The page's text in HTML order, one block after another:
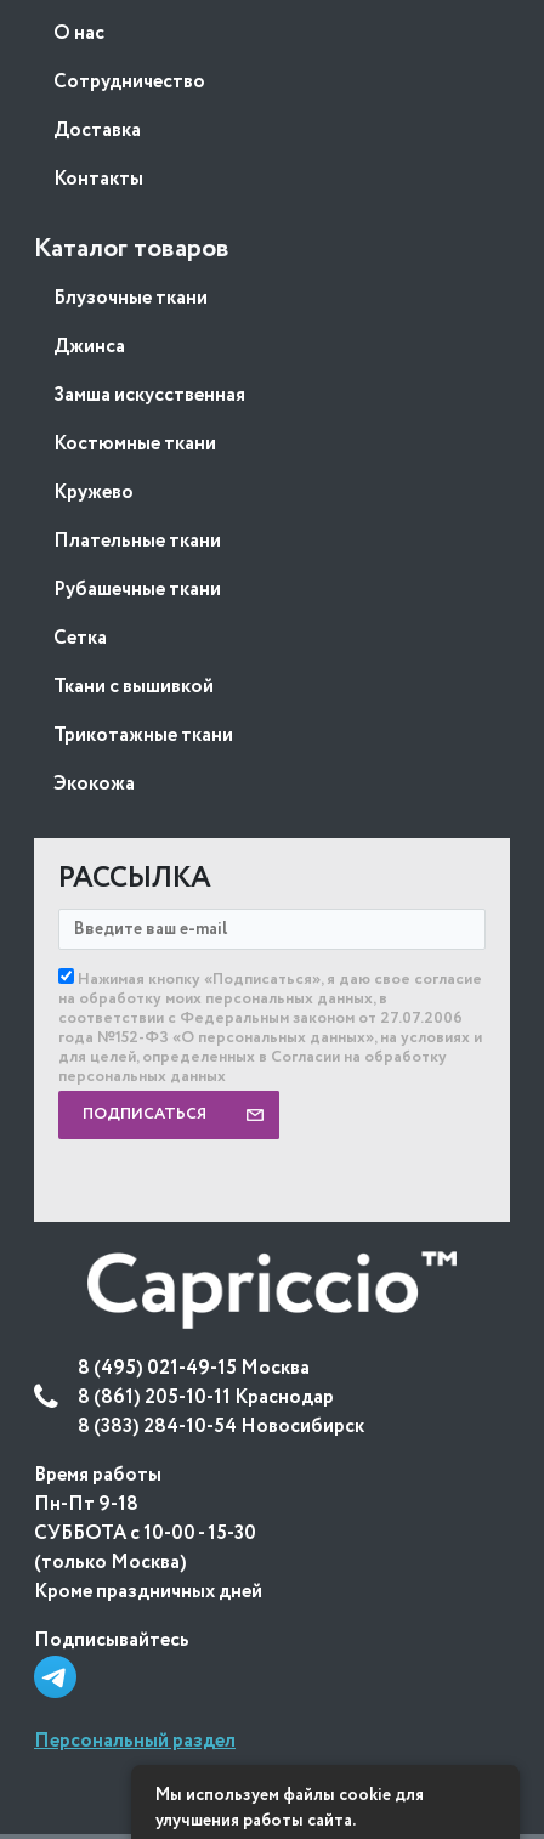
О нас
Сотрудничество
Доставка
Контакты
Каталог товаров
Блузочные ткани
Джинса
Замша искусственная
Костюмные ткани
Кружево
Плательные ткани
Рубашечные ткани
Сетка
Ткани с вышивкой
Трикотажные ткани
Экокожа
РАССЫЛКА
Нажимая кнопку «Подписаться», я даю свое согласие
на обработку моих персональных данных, в
соответствии с Федеральным законом от 27.07.2006
года №152-ФЗ «О персональных данных», на условиях и
для целей, определенных в Согласии на обработку
персональных данных
ПОДПИСАТЬСЯ
8 (495) 021-49-15 Москва
8 (861) 205-10-11 Краснодар
8 (383) 284-10-54 Новосибирск
Время работы
Пн-Пт 9-18
СУББОТА с 10-00 - 15-30
(только Москва)
Кроме праздничных дней
Подписывайтесь
Персональный раздел
Мы используем файлы cookie для
улучшения работы сайта.